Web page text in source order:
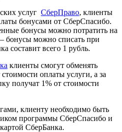
услуг СберПраво, клиенты
бонусами от СберСпасибо.
бонусы можно потратить на
бонусы можно списать при
составит всего 1 рубль.
клиенты смогут обменять
оплаты услуги, а за
получат 1% от стоимости
клиенту необходимо быть
программы СберСпасибо и
СберБанка.